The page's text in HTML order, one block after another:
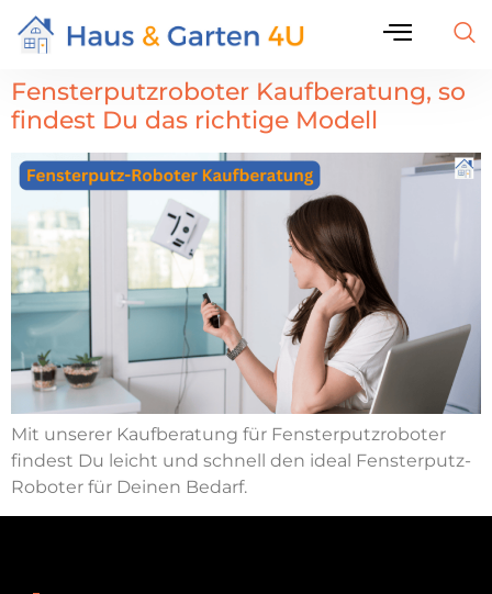
Fensterputzroboter Kaufberatung, so
findest Du das richtige Modell
Mit unserer Kaufberatung für Fensterputzroboter
findest Du leicht und schnell den ideal Fensterputz-
Roboter für Deinen Bedarf.